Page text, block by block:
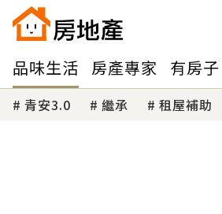
品味生活 房產專家 有房子
青安3.0 繼承 租屋補助